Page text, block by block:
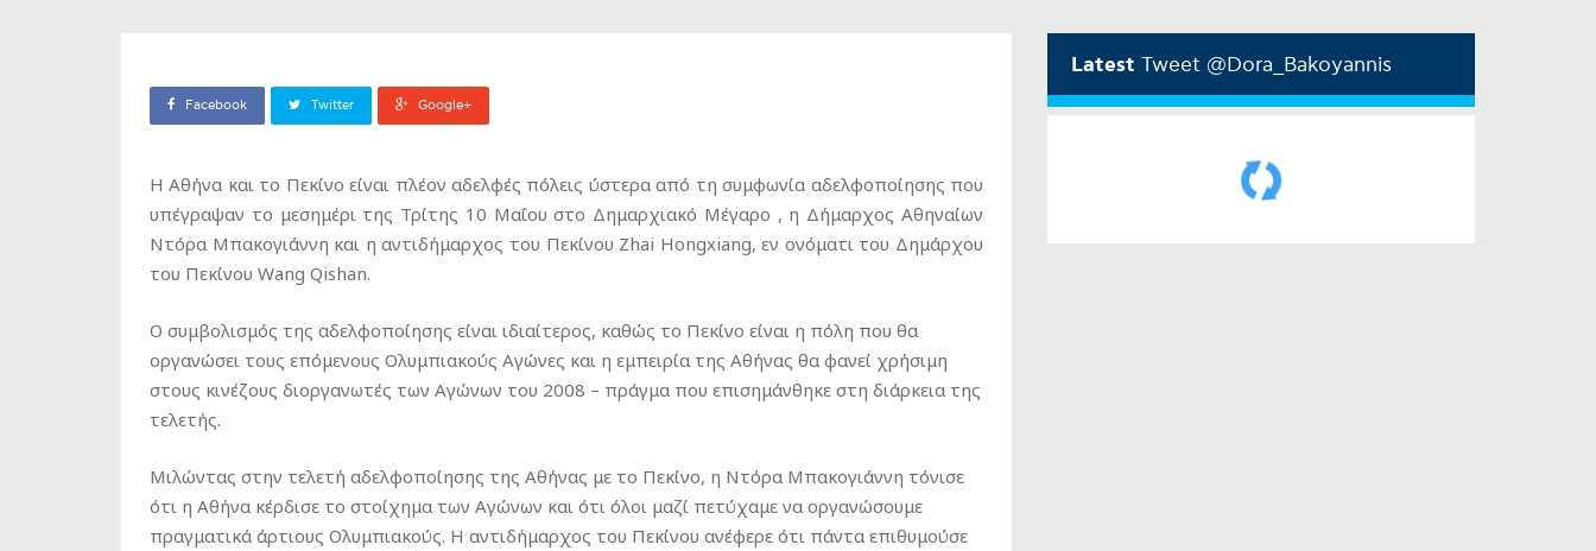
Facebook Twitter Google+
H Αθήνα και το Πεκίνο είναι πλέον αδελφές πόλεις ύστερα από τη συμφωνία αδελφοποίησης που
υπέγραψαν το μεσημέρι της Τρίτης 10 Μαΐου στο Δημαρχιακό Μέγαρο , η Δήμαρχος Αθηναίων
Ντόρα Μπακογιάννη και η αντιδήμαρχος του Πεκίνου Zhai Hongxiang, εν ονόματι του Δημάρχου
του Πεκίνου Wang Qishan.
Ο συμβολισμός της αδελφοποίησης είναι ιδιαίτερος, καθώς το Πεκίνο είναι η πόλη που θα
οργανώσει τους επόμενους Ολυμπιακούς Αγώνες και η εμπειρία της Αθήνας θα φανεί χρήσιμη
στους κινέζους διοργανωτές των Αγώνων του 2008 – πράγμα που επισημάνθηκε στη διάρκεια της
τελετής.
Μιλώντας στην τελετή αδελφοποίησης της Αθήνας με το Πεκίνο, η Ντόρα Μπακογιάννη τόνισε
ότι η Αθήνα κέρδισε το στοίχημα των Αγώνων και ότι όλοι μαζί πετύχαμε να οργανώσουμε
πραγματικά άρτιους Ολυμπιακούς. Η αντιδήμαρχος του Πεκίνου ανέφερε ότι πάντα επιθυμούσε
Latest Tweet @Dora_Bakoyannis